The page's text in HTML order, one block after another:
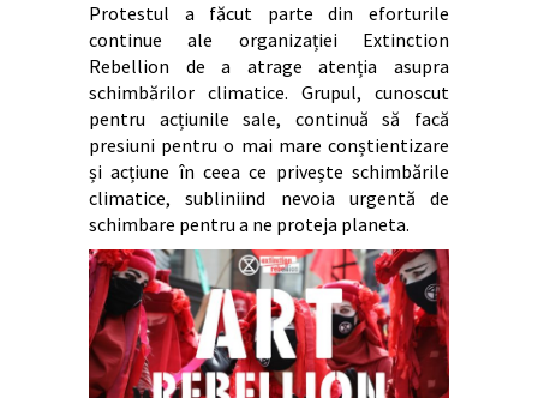
Protestul a făcut parte din eforturile
continue ale organizației Extinction
Rebellion de a atrage atenția asupra
schimbărilor climatice. Grupul, cunoscut
pentru acțiunile sale, continuă să facă
presiuni pentru o mai mare conștientizare
și acțiune în ceea ce privește schimbările
climatice, subliniind nevoia urgentă de
schimbare pentru a ne proteja planeta.